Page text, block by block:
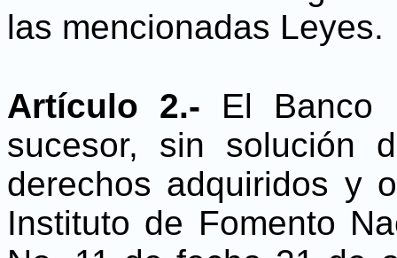
las mencionadas Leyes.
Artículo 2.- El Banco
sucesor, sin solución
derechos adquiridos y
Instituto de Fomento